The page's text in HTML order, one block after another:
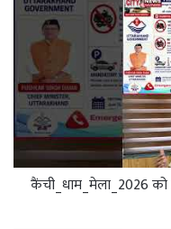
कैंची_धाम_मेला_2026